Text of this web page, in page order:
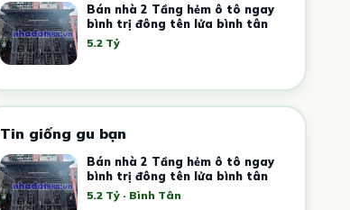
Bán nhà 2 Tầng hẻm ô tô ngay
bình trị đông tên lửa bình tân
5.2 Tỷ
Tin giống gu bạn
Bán nhà 2 Tầng hẻm ô tô ngay
bình trị đông tên lửa bình tân
5.2 Tỷ · Bình Tân